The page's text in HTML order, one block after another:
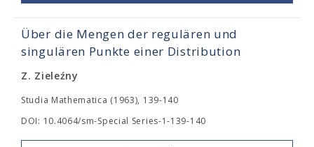
Über die Mengen der regulären und
singulären Punkte einer Distribution
Z. Zieleźny
Studia Mathematica (1963), 139-140
DOI: 10.4064/sm-Special Series-1-139-140